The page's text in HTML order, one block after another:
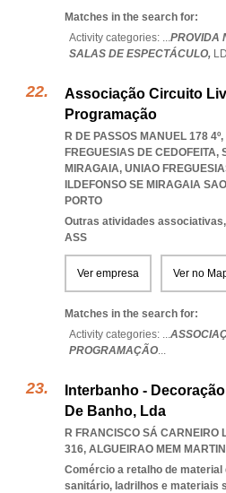
Matches in the search for:
Activity categories: ...PROVIDA
SALAS DE ESPECTÁCULO,
Associação Circuito
Programação
R DE PASSOS MANUEL 178
FREGUESIAS DE CEDOFEITA,
MIRAGAIA, UNIAO
ILDEFONSO SE MIRAGAIA
PORTO
Outras atividades
ASS
Ver empresa Ver no
Matches in the search for:
Activity categories: ...
PROGRAMAÇÃO...
Interbanho -
De Banho, Lda
R FRANCISCO SÁ CARNEIRO
316, ALGUEIRAO MEM
Comércio a retalho de
sanitário, ladrilhos e materiais